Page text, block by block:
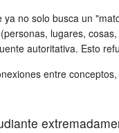
no solo busca un
lugares,
autoritativa. Esto
entre